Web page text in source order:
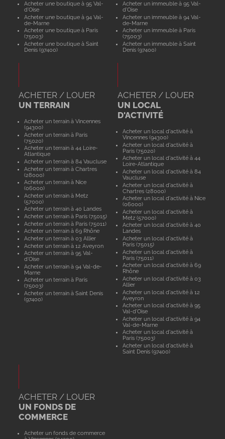
Acheter une boutique à 95 Val-
d'Oise
Acheter une boutique à 94 Val-
de-Marne
Acheter une boutique à Paris
(75003)
Acheter une boutique à Saint
Denis (97400)
Acheter un immeuble à 95 Val-
d'Oise
Acheter un immeuble à 94 Val-
de-Marne
Acheter un immeuble à Paris
(75003)
Acheter un immeuble à Saint
Denis (97400)
ACHETER / LOUER
UN TERRAIN
Acheter un terrain à Vincennes
(94300)
Acheter un terrain à Paris
(75020)
Acheter un terrain à 44 Loire-
Atlantique
Acheter un terrain à 84 Vaucluse
Acheter un terrain à Chartres
(28000)
Acheter un terrain à Nice
(06000)
Acheter un terrain à Metz
(57000)
Acheter un terrain à 40 Landes
Acheter un terrain à Paris (75015)
Acheter un terrain à Paris (75011)
Acheter un terrain à 69 Rhône
Acheter un terrain à 03 Allier
Acheter un terrain à 12 Aveyron
Acheter un terrain à 95 Val-
d'Oise
Acheter un terrain à 94 Val-de-
Marne
Acheter un terrain à Paris
(75003)
Acheter un terrain à Saint Denis
(97400)
ACHETER / LOUER
UN LOCAL
D'ACTIVITÉ
Acheter un local d'activité à
Vincennes (94300)
Acheter un local d'activité à
Paris (75020)
Acheter un local d'activité à 44
Loire-Atlantique
Acheter un local d'activité à 84
Vaucluse
Acheter un local d'activité à
Chartres (28000)
Acheter un local d'activité à Nice
(06000)
Acheter un local d'activité à
Metz (57000)
Acheter un local d'activité à 40
Landes
Acheter un local d'activité à
Paris (75015)
Acheter un local d'activité à
Paris (75011)
Acheter un local d'activité à 69
Rhône
Acheter un local d'activité à 03
Allier
Acheter un local d'activité à 12
Aveyron
Acheter un local d'activité à 95
Val-d'Oise
Acheter un local d'activité à 94
Val-de-Marne
Acheter un local d'activité à
Paris (75003)
Acheter un local d'activité à
Saint Denis (97400)
ACHETER / LOUER
UN FONDS DE
COMMERCE
Acheter un fonds de commerce